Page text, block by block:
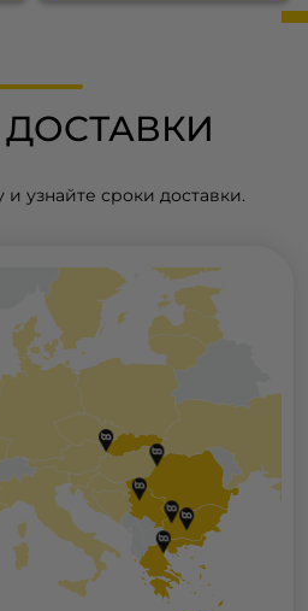
узнайте сроки доставки.